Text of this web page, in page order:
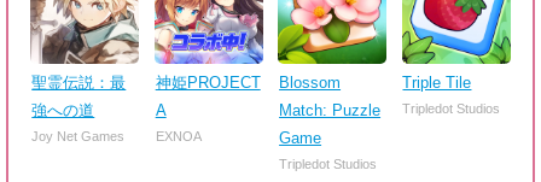
聖霊伝説：最
強への道
Joy Net Games
神姫PROJECT
A
EXNOA
Blossom
Match: Puzzle
Game
Tripledot Studios
Triple Tile
Tripledot Studios